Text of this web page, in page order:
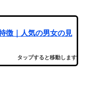
徴｜人気の男女の見
タップすると移動します